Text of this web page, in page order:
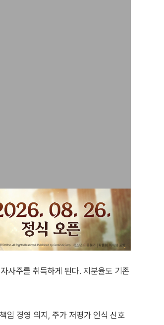
사주를 취득하게 된다. 지분율도 기존
임 경영 의지, 주가 저평가 인식 신호